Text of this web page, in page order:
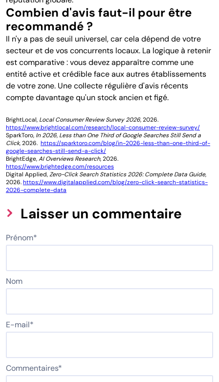
Combien d'avis faut-il pour être
recommandé ?
Il n'y a pas de seuil universel, car cela dépend de votre
secteur et de vos concurrents locaux. La logique à retenir
est comparative : vous devez apparaître comme une
entité active et crédible face aux autres établissements
de votre zone. Une collecte régulière d'avis récents
compte davantage qu'un stock ancien et figé.
BrightLocal, Local Consumer Review Survey 2026, 2026.
https://www.brightlocal.com/research/local-consumer-review-survey/
SparkToro, In 2026, Less than One Third of Google Searches Still Send a
Click, 2026. https://sparktoro.com/blog/in-2026-less-than-one-third-of-
google-searches-still-send-a-click/
BrightEdge,AI Overviews Research, 2026.
https://www.brightedge.com/resources
Digital Applied,Zero-Click Search Statistics 2026: Complete Data Guide,
2026.https://www.digitalapplied.com/blog/zero-click-search-statistics-
2026-complete-data
Laisser un commentaire
Prénom*
Nom
E-mail*
Commentaires*